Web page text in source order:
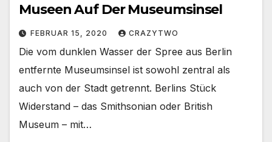
Museen Auf Der Museumsinsel
FEBRUAR 15, 2020 CRAZYTWO
Die vom dunklen Wasser der Spree aus Berlin
entfernte Museumsinsel ist sowohl zentral als
auch von der Stadt getrennt. Berlins Stück
Widerstand – das Smithsonian oder British
Museum – mit…